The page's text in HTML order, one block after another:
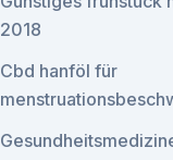
2018
Cbd hanföl für